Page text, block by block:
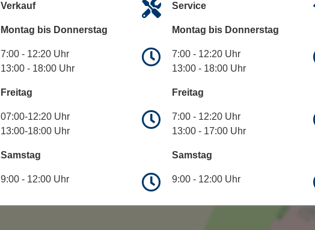
Verkauf
Montag bis Donnerstag
7:00 - 12:20 Uhr
13:00 - 18:00 Uhr
Freitag
07:00-12:20 Uhr
13:00-18:00 Uhr
Samstag
9:00 - 12:00 Uhr
Service
Montag bis Donnerstag
7:00 - 12:20 Uhr
13:00 - 18:00 Uhr
Freitag
7:00 - 12:20 Uhr
13:00 - 17:00 Uhr
Samstag
9:00 - 12:00 Uhr